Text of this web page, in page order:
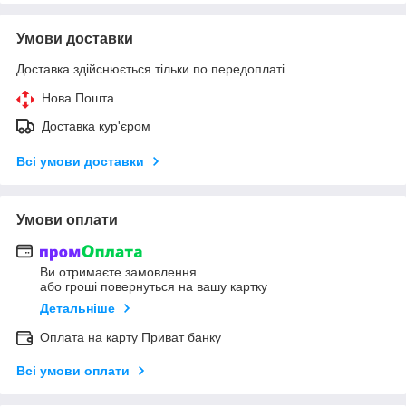
Умови доставки
Доставка здійснюється тільки по передоплаті.
Нова Пошта
Доставка кур'єром
Всі умови доставки
Умови оплати
Ви отримаєте замовлення
або гроші повернуться на вашу картку
Детальніше
Оплата на карту Приват банку
Всі умови оплати